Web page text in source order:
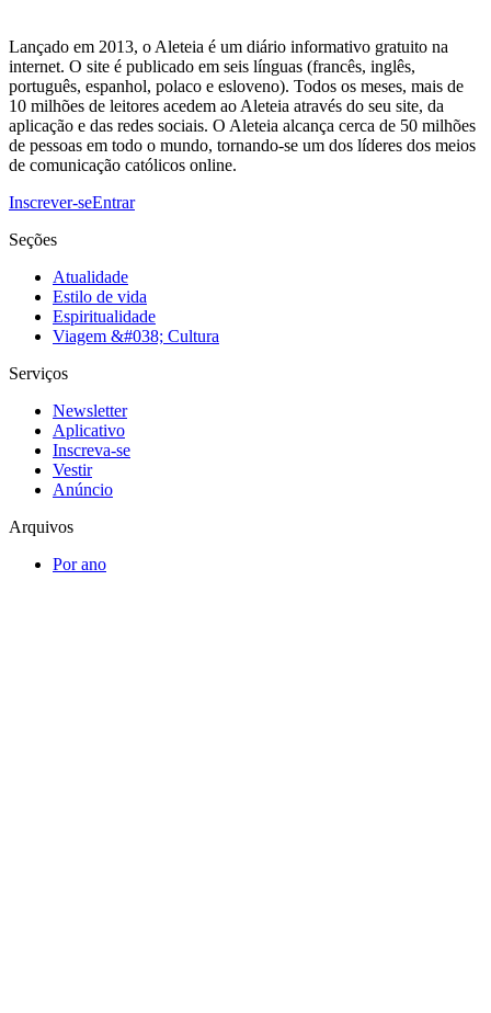
Lançado em 2013, o Aleteia é um diário informativo gratuito na
internet. O site é publicado em seis línguas (francês, inglês,
português, espanhol, polaco e esloveno). Todos os meses, mais de
10 milhões de leitores acedem ao Aleteia através do seu site, da
aplicação e das redes sociais. O Aleteia alcança cerca de 50 milhões
de pessoas em todo o mundo, tornando-se um dos líderes dos meios
de comunicação católicos online.
Inscrever-seEntrar
Seções
Atualidade
Estilo de vida
Espiritualidade
Viagem &#038; Cultura
Serviços
Newsletter
Aplicativo
Inscreva-se
Vestir
Anúncio
Arquivos
Por ano